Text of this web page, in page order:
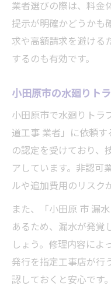
小田原市水
解説
水廻り工事の
非指定業者利
工事後も安
漏水による減免
漏水時に水
方法
小田原市の
解説
減免申請に
法
水廻りの漏
ント
業者選びの際は、料金
提示が明確かどうかも
求や高額請求を避ける
するのも有効です。
小田原市の水廻りト
小田原市で水廻りトラ
道工事 業者」に依頼
の認定を受けており、
アしています。非認可
ルや追加費用のリスク
また、「小田原 市 漏
あるため、漏水が発覚
しょう。修理内容によ
発行を指定工事店が行
認しておくと安心です。